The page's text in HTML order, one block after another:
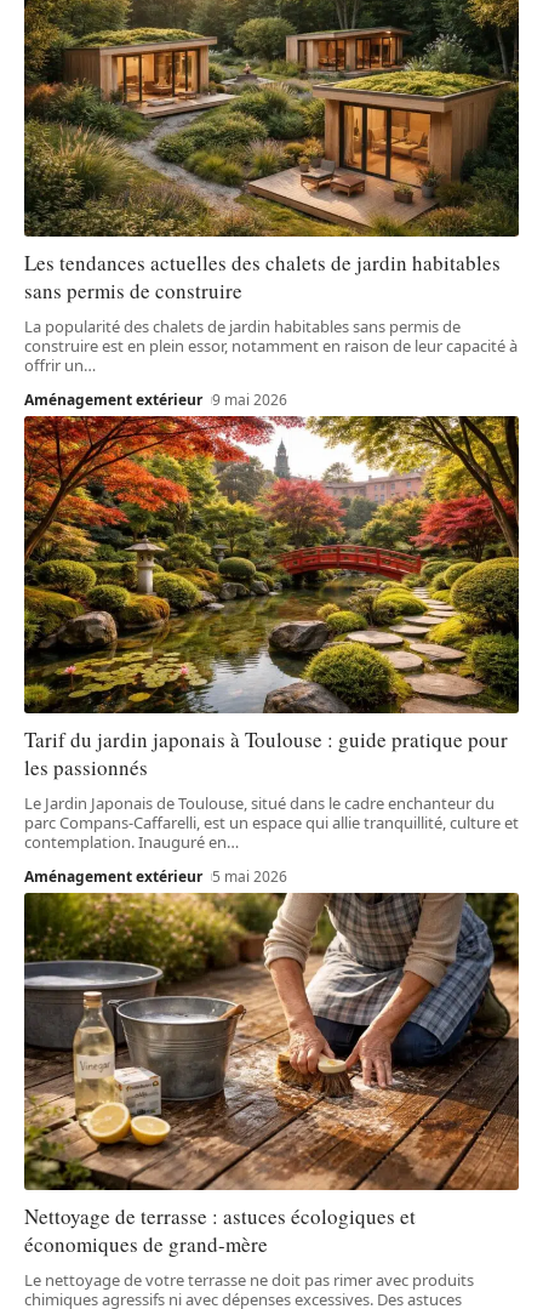
Les tendances actuelles des chalets de jardin habitables
sans permis de construire
La popularité des chalets de jardin habitables sans permis de
construire est en plein essor, notamment en raison de leur capacité à
offrir un…
Aménagement extérieur 9 mai 2026
Tarif du jardin japonais à Toulouse : guide pratique pour
les passionnés
Le Jardin Japonais de Toulouse, situé dans le cadre enchanteur du
parc Compans-Caffarelli, est un espace qui allie tranquillité, culture et
contemplation. Inauguré en…
Aménagement extérieur 5 mai 2026
Nettoyage de terrasse : astuces écologiques et
économiques de grand-mère
Le nettoyage de votre terrasse ne doit pas rimer avec produits
chimiques agressifs ni avec dépenses excessives. Des astuces